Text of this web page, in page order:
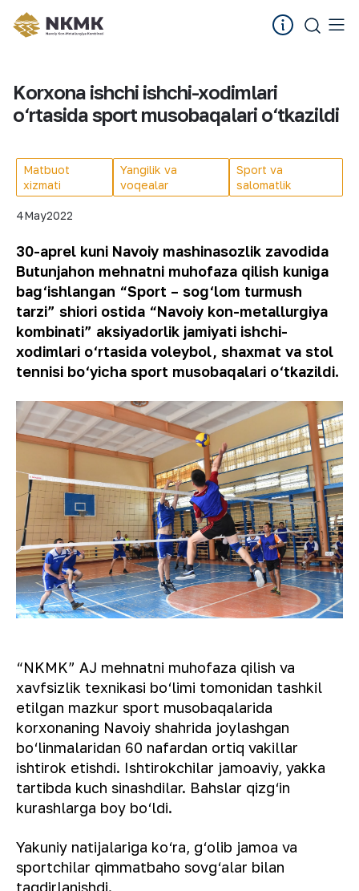
Korxona ishchi ishchi-xodimlari
o‘rtasida sport musobaqalari o‘tkazildi
Matbuot
xizmati
Yangilik va
voqealar
Sport va
salomatlik
4May2022
30-aprel kuni Navoiy mashinasozlik zavodida
Butunjahon mehnatni muhofaza qilish kuniga
bag‘ishlangan “Sport – sog‘lom turmush
tarzi” shiori ostida “Navoiy kon-metallurgiya
kombinati” aksiyadorlik jamiyati ishchi-
xodimlari o‘rtasida voleybol, shaxmat va stol
tennisi bo‘yicha sport musobaqalari o‘tkazildi.
“NKMK” AJ mehnatni muhofaza qilish va
xavfsizlik texnikasi bo‘limi tomonidan tashkil
etilgan mazkur sport musobaqalarida
korxonaning Navoiy shahrida joylashgan
bo‘linmalaridan 60 nafardan ortiq vakillar
ishtirok etishdi. Ishtirokchilar jamoaviy, yakka
tartibda kuch sinashdilar. Bahslar qizg‘in
kurashlarga boy bo‘ldi.
Yakuniy natijalariga ko‘ra, g‘olib jamoa va
sportchilar qimmatbaho sovg‘alar bilan
taqdirlanishdi.